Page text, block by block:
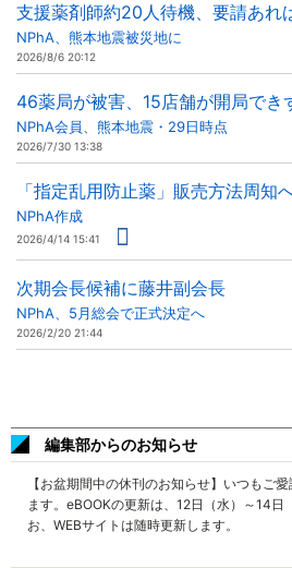
支援薬剤師約20人待機、要請あれ
NPhA、熊本地震被災地に
2026/8/6 20:12
46薬局が被害、15店舗が開局でき
NPhA会員、熊本地震・29日時点
2026/7/30 13:38
「指定乱用防止薬」販売方法周知
NPhA作成
2026/4/14 15:41
次期会長候補に藤井副会長
NPhA、5月総会で正式決定へ
2026/2/20 21:44
編集部からのお知らせ
【お盆期間中の休刊のお知らせ】いつもご
ます。eBOOKの更新は、12日（水）～14日
お、WEBサイトは随時更新します。